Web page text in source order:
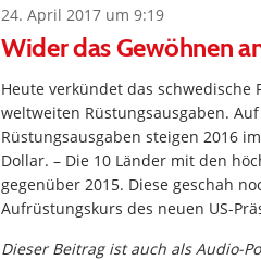
24. April 2017 um 9:19
Wider das Gewöhnen
Heute verkündet das
weltweiten Rüstungsausgaben.
Rüstungsausgaben steigen 2016
Dollar. – Die 10 Länder mit den
gegenüber 2015. Diese geschah
Aufrüstungskurs des neuen US-
Dieser Beitrag ist auch als Audio-